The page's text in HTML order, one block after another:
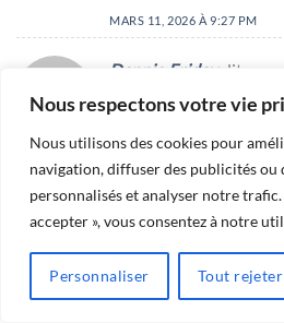
Nous respectons votre vie
Nous utilisons des cookies pour
navigation, diffuser des publicités ou
personnalisés et analyser notre
accepter », vous consentez à notre
Personnaliser Tout rejeter
MARS 11, 2026 À 9:27 PM
Dannie Friday dit:
devbyte– Overall,
throughout.
MARS 11, 2026 À 9:32 PM
dataforge
– Pages
sharp, and formatting